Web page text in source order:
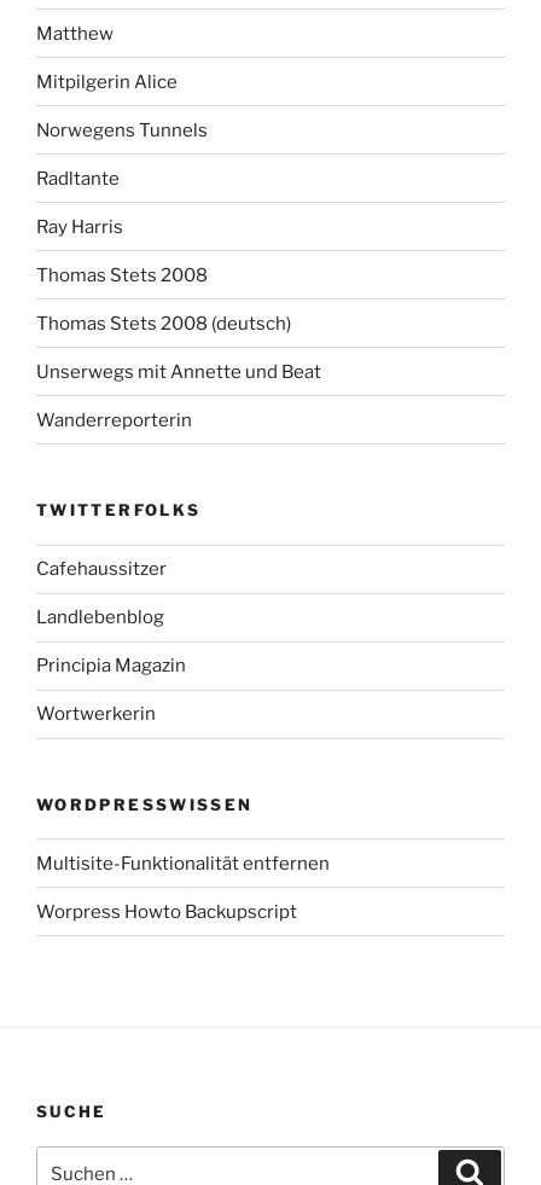
Matthew
Mitpilgerin Alice
Norwegens Tunnels
Radltante
Ray Harris
Thomas Stets 2008
Thomas Stets 2008 (deutsch)
Unserwegs mit Annette und Beat
Wanderreporterin
TWITTERFOLKS
Cafehaussitzer
Landlebenblog
Principia Magazin
Wortwerkerin
WORDPRESSWISSEN
Multisite-Funktionalität entfernen
Worpress Howto Backupscript
SUCHE